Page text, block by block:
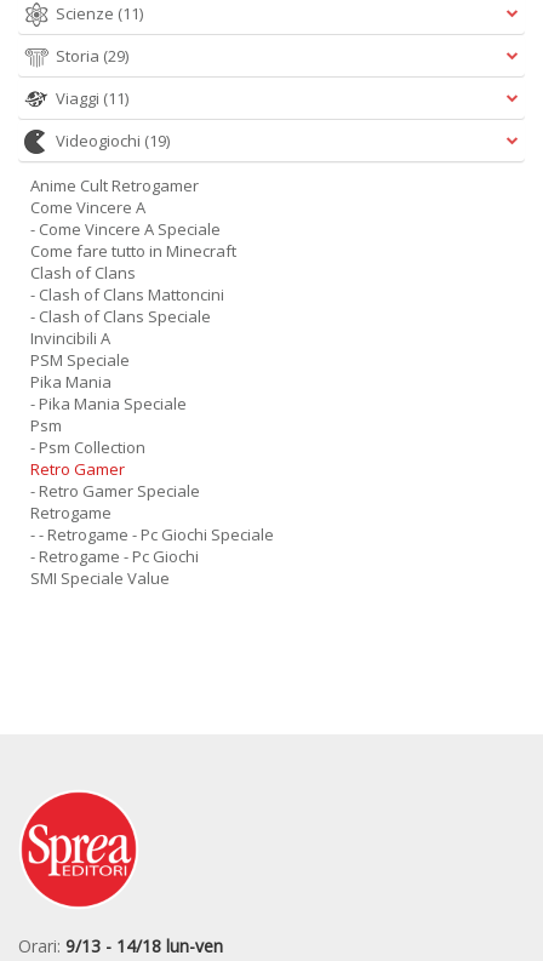
Scienze (11)
Storia (29)
Viaggi (11)
Videogiochi (19)
Anime Cult Retrogamer
Come Vincere A
- Come Vincere A Speciale
Come fare tutto in Minecraft
Clash of Clans
- Clash of Clans Mattoncini
- Clash of Clans Speciale
Invincibili A
PSM Speciale
Pika Mania
- Pika Mania Speciale
Psm
- Psm Collection
Retro Gamer
- Retro Gamer Speciale
Retrogame
- - Retrogame - Pc Giochi Speciale
- Retrogame - Pc Giochi
SMI Speciale Value
Orari: 9/13 - 14/18 lun-ven